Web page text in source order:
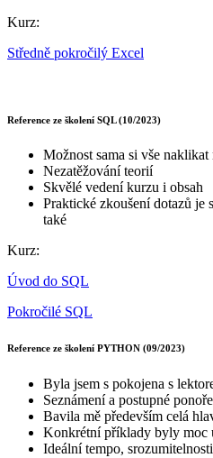
Kurz:
Středně pokročilý Excel
Reference ze školení SQL (10/2023)
Možnost sama si vše naklikat
Nezatěžování teorií
Skvělé vedení kurzu i obsah
Praktické zkoušení dotazů je
také
Kurz:
Úvod do SQL
Pokročilé SQL
Reference ze školení PYTHON (09/2023)
Byla jsem s pokojena s
Seznámení a postupné
Bavila mě především celá
Konkrétní příklady byly moc
Ideální tempo,